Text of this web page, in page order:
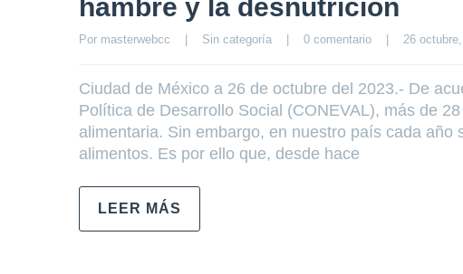
hambre y la desnutrición
Por masterwebcc Sin categoría 0 comentario 26
Ciudad de México a 26 de octubre del 2023.- De
Política de Desarrollo Social (CONEVAL), más de
alimentaria. Sin embargo, en nuestro país cada
alimentos. Es por ello que, desde hace
LEER MÁS